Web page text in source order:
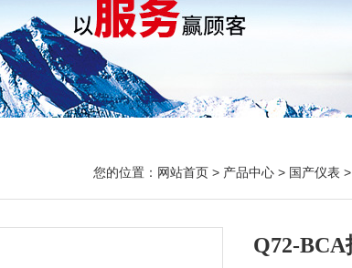
您的位置： 网站首页 > 产品中心 > 国产仪表 >
Q72-